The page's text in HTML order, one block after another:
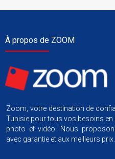
À propos de ZOOM
Zoom, votre destination de
Tunisie pour tous vos besoins
photo et vidéo. Nous
avec garantie et aux meilleurs prix.